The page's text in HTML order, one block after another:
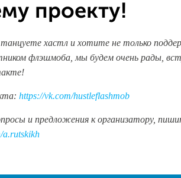
проекту!
хастл и хотите не только
флэшмоба, мы будем очень рады,
https://vk.com/hustleflashmob
и предложения к организатору,
a.rutskikh